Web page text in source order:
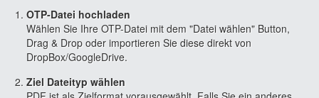
OTP-Datei hochladen
Wählen Sie Ihre OTP-Datei mit dem "Datei wählen" Button,
Drag & Drop oder importieren Sie diese direkt von
DropBox/GoogleDrive.
Ziel Dateityp wählen